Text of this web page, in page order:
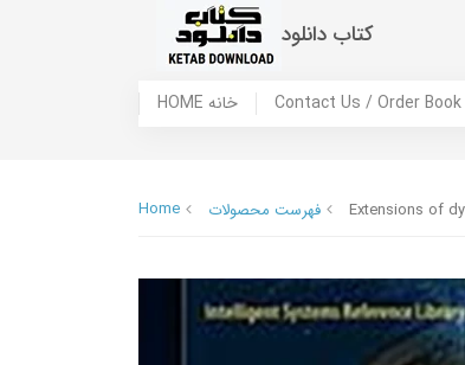
کتاب دانلود
HOME خانه
Home فهرست محصولات Extensions of